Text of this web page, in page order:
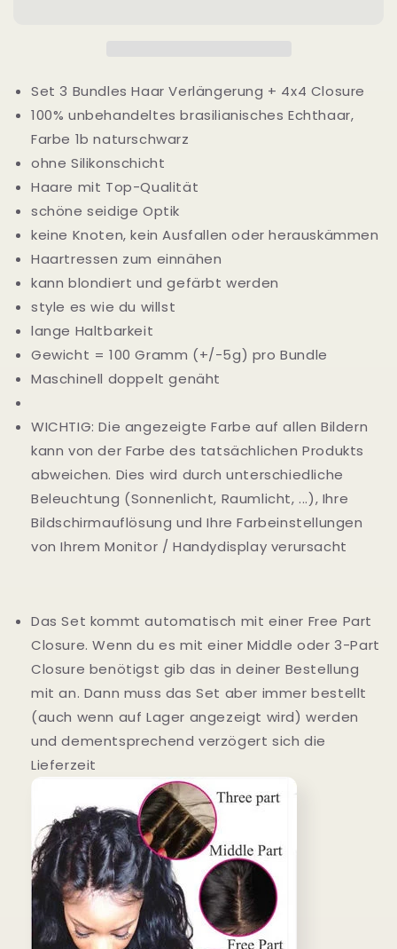
Set 3 Bundles Haar Verlängerung + 4x4 Closure
100% unbehandeltes brasilianisches Echthaar,
Farbe 1b naturschwarz
ohne Silikonschicht
Haare mit Top-Qualität
schöne seidige Optik
keine Knoten, kein Ausfallen oder herauskämmen
Haartressen zum einnähen
kann blondiert und gefärbt werden
style es wie du willst
lange Haltbarkeit
Gewicht = 100 Gramm (+/-5g) pro Bundle
Maschinell doppelt genäht
WICHTIG: Die angezeigte Farbe auf allen Bildern
kann von der Farbe des tatsächlichen Produkts
abweichen. Dies wird durch unterschiedliche
Beleuchtung (Sonnenlicht, Raumlicht, ...), Ihre
Bildschirmauflösung und Ihre Farbeinstellungen
von Ihrem Monitor / Handydisplay verursacht
Das Set kommt automatisch mit einer Free Part
Closure. Wenn du es mit einer Middle oder 3-Part
Closure benötigst gib das in deiner Bestellung
mit an. Dann muss das Set aber immer bestellt
(auch wenn auf Lager angezeigt wird) werden
und dementsprechend verzögert sich die
Lieferzeit